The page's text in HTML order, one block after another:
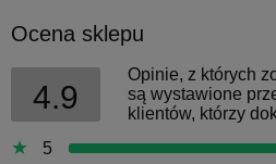
Ocena sklepu
4.9
Opinie, z których
są wystawione
klientów, którzy
5